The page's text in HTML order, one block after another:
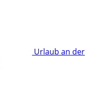
Urlaub an der